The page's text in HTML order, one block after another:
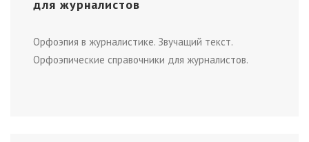
для журналистов
Орфоэпия в журналистике. Звучащий текст.
Орфоэпические справочники для журналистов.